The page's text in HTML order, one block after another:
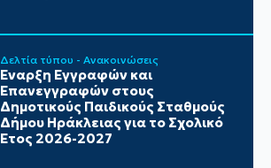
Δελτία τύπου - Ανακοινώσεις
Έναρξη Εγγραφών και
Επανεγγραφών στους
Δημοτικούς Παιδικούς Σταθμούς
Δήμου Ηράκλειας για το Σχολικό
Έτος 2026-2027